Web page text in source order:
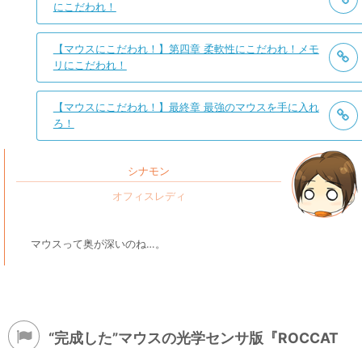
にこだわれ！
【マウスにこだわれ！】第四章 柔軟性にこだわれ！メモ
リにこだわれ！
【マウスにこだわれ！】最終章 最強のマウスを手に入れ
ろ！
シナモン
マウスって奥が深いのね…。
“完成した”マウスの光学センサ版『ROCCAT